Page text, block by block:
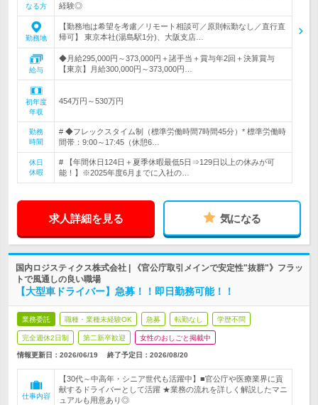
なる方
経験◎
勤務地
【勤務地は希望を考慮／リモート相談可／原則転勤なし／直行直
帰可】 東京本社(湯島駅1分)、大阪支店…
給与
◆月給295,000円～373,000円＋諸手当＋賞与年2回＋決算賞与
【東京】月給300,000円～373,000円…
初年度
年収
454万円～530万円
勤務
時間
# ◆フレックスタイム制（標準労働時間7時間45分）* 標準労働時
間帯：9:00～17:45（休憩6…
休日
休暇
# 【年間休日124日＋夏季休暇最低5日⇒129日以上の休みが可
能！】※2025年度6月までに入社の…
求人詳細を見る 気になる
国内ロジスティクス株式会社 | 《官公庁取引メインで安定性"抜群"》フラッ
トで風通しの良い職場
【大型車ドライバー】急募！！即日勤務可能！！
業務委託 職種・業種未経験OK 急募 転勤なし 学歴不問
完全週休2日制 第二新卒歓迎 女性のおしごと掲載中
情報更新日：2026/06/19 終了予定日： 2026/08/20
仕事内容
【30代～中高年・シニア世代も活躍中】■官公庁や医療業界に貢
献するドライバーとして活躍 ★業務の流れを詳しく解説したマニ
ュアルも用意あり◎